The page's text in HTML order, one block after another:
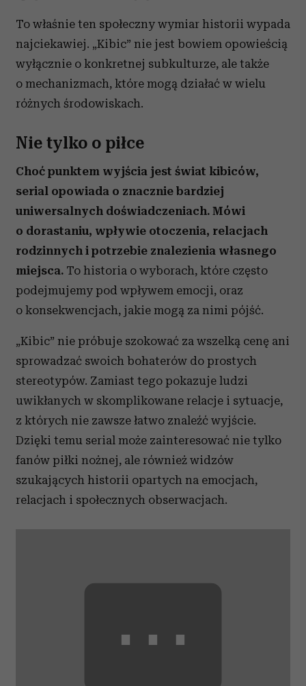
To właśnie ten społeczny wymiar historii wypada
najciekawiej. „Kibic” nie jest bowiem opowieścią
wyłącznie o konkretnej subkulturze, ale także
o mechanizmach, które mogą działać w wielu
różnych środowiskach.
Nie tylko o piłce
Choć punktem wyjścia jest świat kibiców,
serial opowiada o znacznie bardziej
uniwersalnych doświadczeniach. Mówi
o dorastaniu, wpływie otoczenia, relacjach
rodzinnych i potrzebie znalezienia własnego
miejsca. To historia o wyborach, które często
podejmujemy pod wpływem emocji, oraz
o konsekwencjach, jakie mogą za nimi pójść.
„Kibic” nie próbuje szokować za wszelką cenę ani
sprowadzać swoich bohaterów do prostych
stereotypów. Zamiast tego pokazuje ludzi
uwikłanych w skomplikowane relacje i sytuacje,
z których nie zawsze łatwo znaleźć wyjście.
Dzięki temu serial może zainteresować nie tylko
fanów piłki nożnej, ale również widzów
szukających historii opartych na emocjach,
relacjach i społecznych obserwacjach.
⋯